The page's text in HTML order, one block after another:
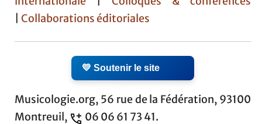
Collaborations éditoriales
💛 Soutenir le site
Musicologie.org, 56 rue de la Fédération, 93100
Montreuil,
06 06 61 73 41.